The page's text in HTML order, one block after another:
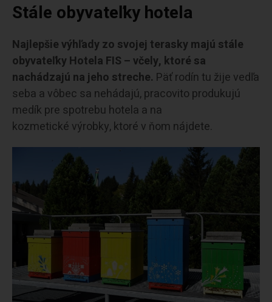
Stále obyvateľky hotela
Najlepšie výhľady zo svojej terasky majú stále
obyvateľky Hotela FIS – včely, ktoré sa
nachádzajú na jeho streche. Päť rodín tu žije vedľa
seba a vôbec sa nehádajú, pracovito produkujú
medík pre spotrebu hotela a na
kozmetické výrobky, ktoré v ňom nájdete.